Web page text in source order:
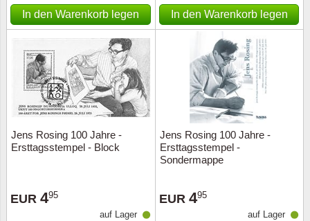
In den Warenkorb legen In den Warenkorb legen
Jens Rosing 100 Jahre -
Ersttagsstempel - Block
EUR 495
auf Lager
Jens Rosing 100 Jahre -
Ersttagsstempel -
Sondermappe
EUR 495
auf Lager